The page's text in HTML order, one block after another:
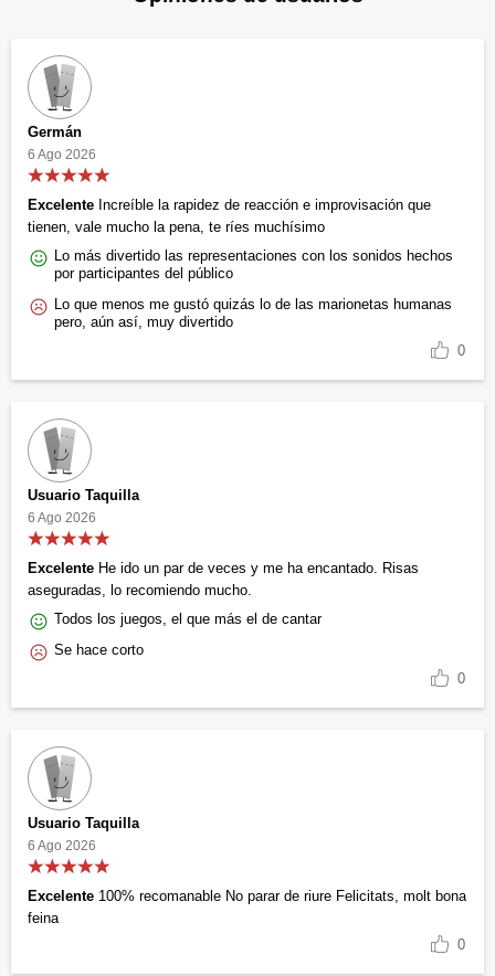
Germán
6 Ago 2026
Excelente Increíble la rapidez de reacción e improvisación que
tienen, vale mucho la pena, te ríes muchísimo
Lo más divertido las representaciones con los sonidos hechos
por participantes del público
Lo que menos me gustó quizás lo de las marionetas humanas
pero, aún así, muy divertido
0
Usuario Taquilla
6 Ago 2026
Excelente He ido un par de veces y me ha encantado. Risas
aseguradas, lo recomiendo mucho.
Todos los juegos, el que más el de cantar
Se hace corto
0
Usuario Taquilla
6 Ago 2026
Excelente 100% recomanable No parar de riure Felicitats, molt bona
feina
0